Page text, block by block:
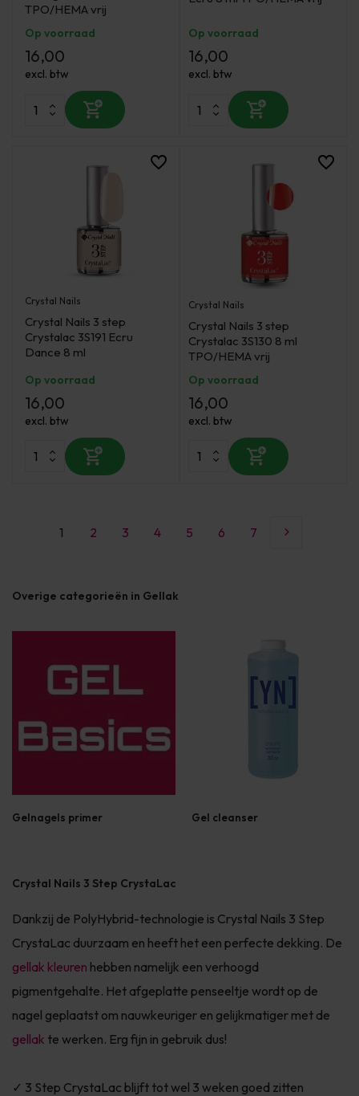
TPO/HEMA vrij
Op voorraad
16,00
excl. btw
Op voorraad
16,00
excl. btw
Crystal Nails
Crystal Nails 3 step
Crystalac 3S191 Ecru
Dance 8 ml
Op voorraad
16,00
excl. btw
Crystal Nails
Crystal Nails 3 step
Crystalac 3S130 8 ml
TPO/HEMA vrij
Op voorraad
16,00
excl. btw
1 2 3 4 5 6 7
Overige categorieën in Gellak
Gelnagels primer Gel cleanser
Crystal Nails 3 Step CrystaLac
Dankzij de PolyHybrid-technologie is Crystal Nails 3 Step
CrystaLac duurzaam en heeft het een perfecte dekking. De
gellak kleuren hebben namelijk een verhoogd
pigmentgehalte. Het afgeplatte penseeltje wordt op de
nagel geplaatst om nauwkeuriger en gelijkmatiger met de
gellak te werken. Erg fijn in gebruik dus!
✓ 3 Step CrystaLac blijft tot wel 3 weken goed zitten